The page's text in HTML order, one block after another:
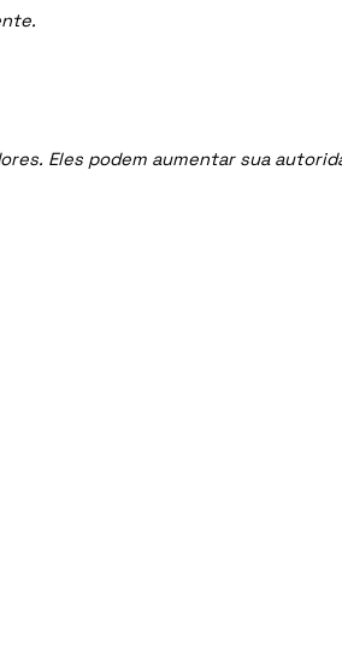
Eles podem aumentar sua